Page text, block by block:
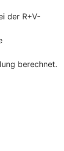
der R+V-
berechnet.